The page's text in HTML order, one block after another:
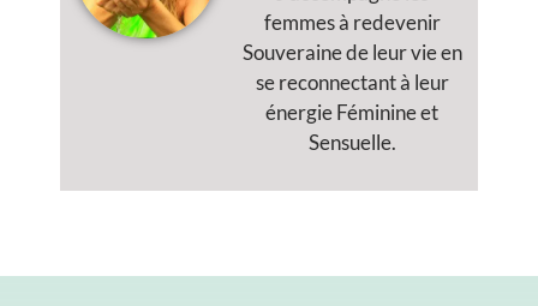
femmes à redevenir
Souveraine de leur vie en
se reconnectant à leur
énergie Féminine et
Sensuelle.